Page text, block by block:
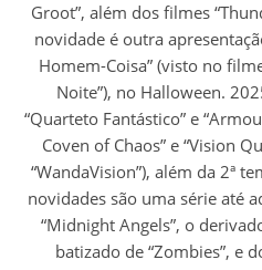
Groot”, além dos filmes
novidade é outra
Homem-Coisa” (visto no
Noite”), no Halloween.
“Quarteto Fantástico” e
Coven of Chaos” e “Vision
“WandaVision”), além da 2ª
novidades são uma série até
“Midnight Angels”, o
batizado de “Zombies”, e